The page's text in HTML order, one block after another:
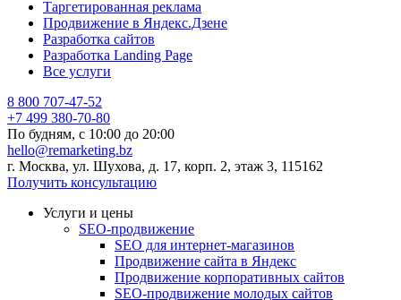
Таргетированная реклама
Продвижение в Яндекс.Дзене
Разработка сайтов
Разработка Landing Page
Все услуги
8 800 707-47-52
+7 499 380-70-80
По будням, с 10:00 до 20:00
hello@remarketing.bz
г. Москва, ул. Шухова, д. 17, корп. 2, этаж 3, 115162
Получить консультацию
Услуги и цены
SEO-продвижение
SEO для интернет-магазинов
Продвижение сайта в Яндекс
Продвижение корпоративных сайтов
SEO-продвижение молодых сайтов